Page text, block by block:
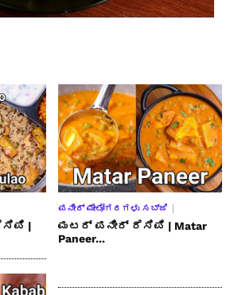
|
ಪನೀರ್ ಮೇಲೋಗರಗಳು ಸಬ್ಜಿ
ಮಟರ್ ಪನೀರ್ ರೆಸಿಪಿ | Matar
Paneer...